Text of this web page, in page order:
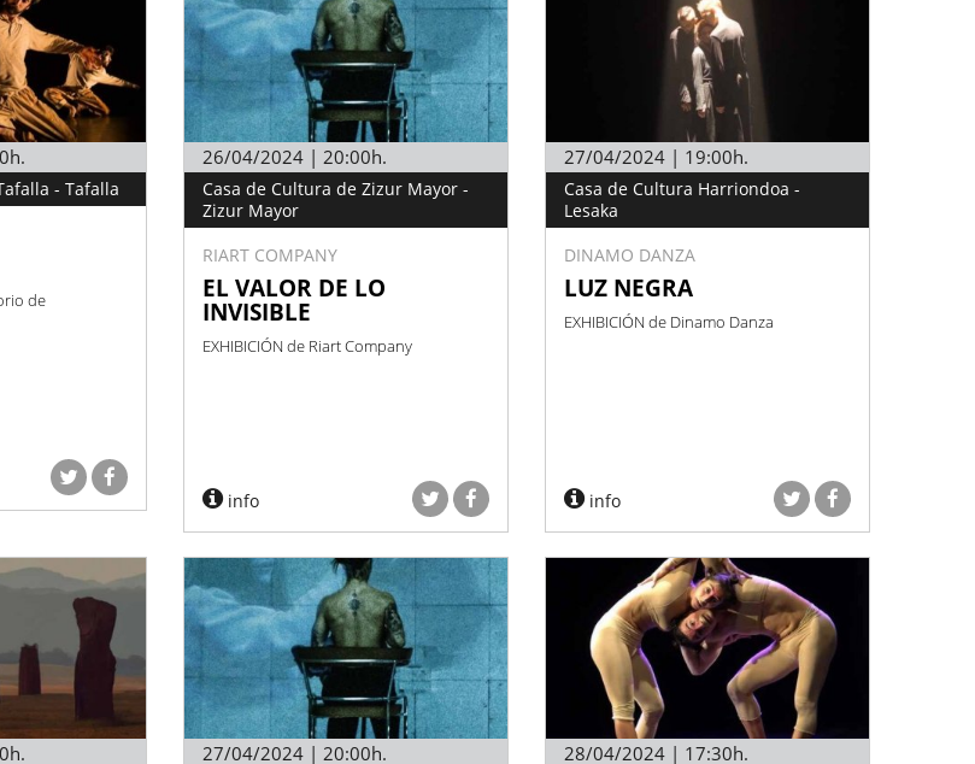
- Tafalla
de
26/04/2024 | 20:00h.
Casa de Cultura de Zizur Mayor -
Zizur Mayor
RIART COMPANY
EL VALOR DE LO
INVISIBLE
EXHIBICIÓN de Riart Company
info
27/04/2024 | 19:00h.
Casa de Cultura Harriondoa -
Lesaka
DINAMO DANZA
LUZ NEGRA
EXHIBICIÓN de Dinamo Danza
info
27/04/2024 | 20:00h. 28/04/2024 | 17:30h.